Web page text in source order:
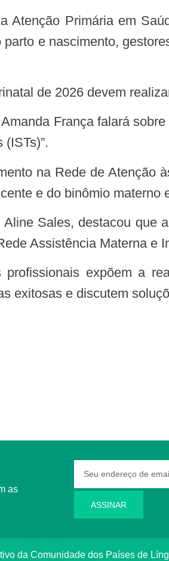
e nascimento,
de 2026 devem
e do binômio materno
Assistência Materna e
exitosas e discutem
ASSINAR
da Comunidade dos Países de